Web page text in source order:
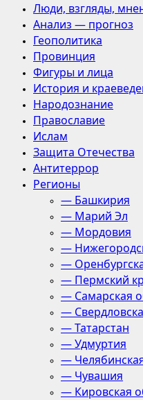
Люди, взгляды,
Анализ — прогноз
Геополитика
Провинция
Фигуры и лица
История и
Народознание
Православие
Ислам
Защита Отечества
Антитеррор
Регионы
— Башкирия
— Марий Эл
— Мордовия
—
—
— Пермский
— Самарская
—
— Татарстан
— Удмуртия
—
— Чувашия
— Кировская